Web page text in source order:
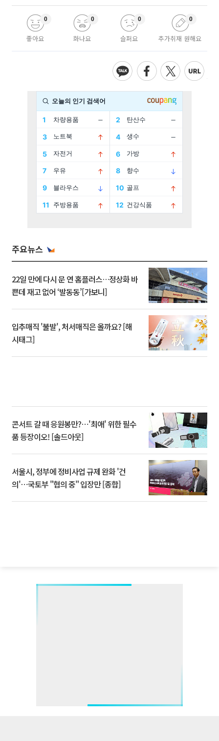
좋아요
0
화나요
0
슬퍼요
0
추가취재 원해요
0
주요뉴스
22일 만에 다시 문 연 홈플러스…정상화 바
쁜데 재고 없어 ‘발동동’[가보니]
입추매직 '불발', 처서매직은 올까요? [해
시태그]
콘서트 갈 때 응원봉만?⋯'최애' 위한 필수
품 등장이오! [솔드아웃]
서울시, 정부에 정비사업 규제 완화 '건
의'⋯국토부 "협의 중" 입장만 [종합]